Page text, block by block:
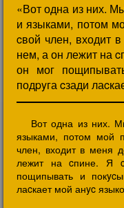
«Вот одна из них.
и языками, потом
cвой член, входит
нем, а он лежит на
он мог
подpyга cзади
Вот одна из них.
языками, потом мой
член, входит в меня
лежит на cпине. Я
пощипывать и
лаcкает мой анyc